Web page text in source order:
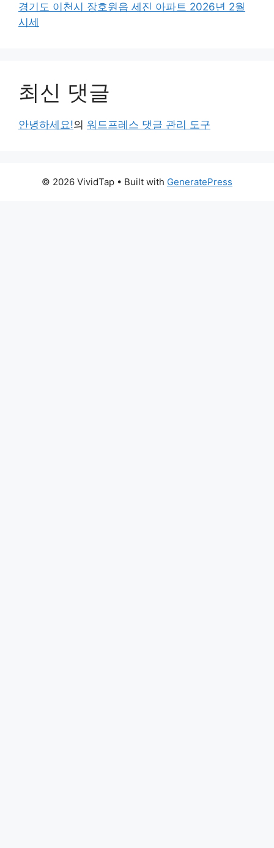
경기도 이천시 장호원읍 세진 아파트 2026년 2월
시세
최신 댓글
안녕하세요!의 워드프레스 댓글 관리 도구
© 2026 VividTap • Built with GeneratePress